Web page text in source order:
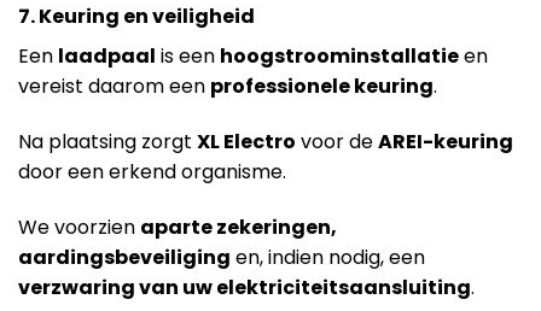
7. Keuring en veiligheid
Een laadpaal is een hoogstroominstallatieen
vereist daarom een professionele keuring.
Na plaatsing zorgt XL Electro voor deAREI-keuring
door een erkend organisme.
We voorzien aparte zekeringen,
aardingsbeveiliging en, indien nodig, een
verzwaring van uw elektriciteitsaansluiting.